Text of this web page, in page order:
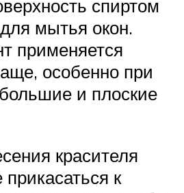
спиртом
мытья окон.
применяется
особенно при
и плоские
красителя
к